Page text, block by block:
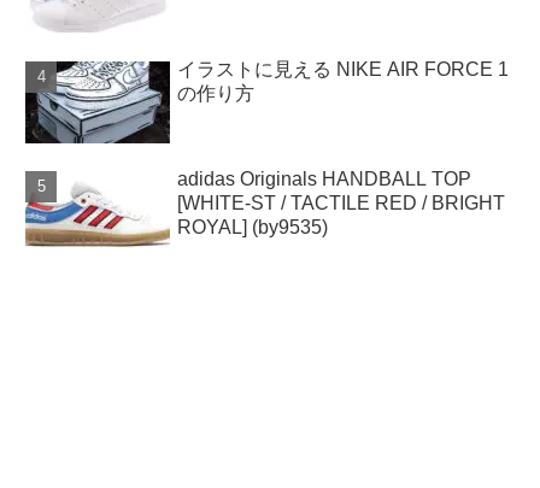
イラストに見える NIKE AIR FORCE 1
の作り方
adidas Originals HANDBALL TOP
[WHITE-ST / TACTILE RED / BRIGHT
ROYAL] (by9535)